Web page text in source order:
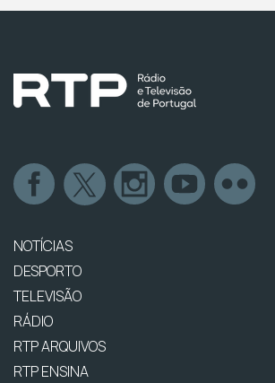
NOTÍCIAS
DESPORTO
TELEVISÃO
RÁDIO
RTP ARQUIVOS
RTP ENSINA